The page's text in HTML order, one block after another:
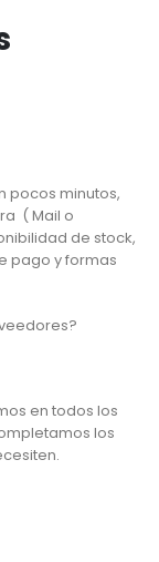
pocos minutos,
( Mail o
de stock,
pago y formas
en todos los
los